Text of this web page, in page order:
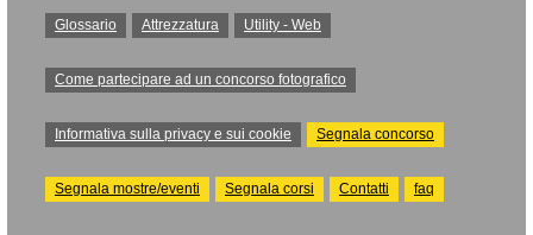
Glossario Attrezzatura Utility - Web
Come partecipare ad un concorso fotografico
Informativa sulla privacy e sui cookie Segnala concorso
Segnala mostre/eventi Segnala corsi Contatti faq